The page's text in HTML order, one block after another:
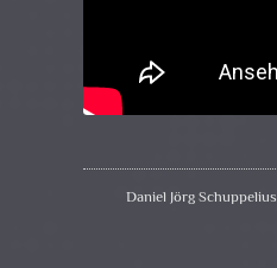
Daniel Jörg Schuppelius